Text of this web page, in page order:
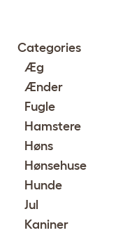
Categories
Æg
Ænder
Fugle
Hamstere
Høns
Hønsehuse
Hunde
Jul
Kaniner